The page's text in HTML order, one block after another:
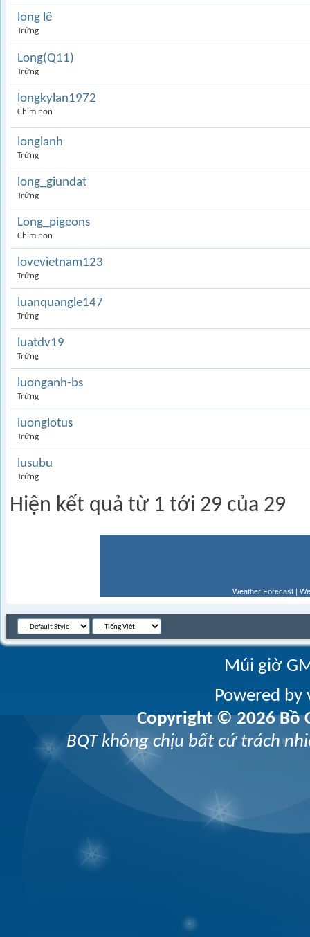
long lê
Trứng
Long(Q11)
Trứng
longkylan1972
Chim non
longlanh
Trứng
long_giundat
Trứng
Long_pigeons
Chim non
lovevietnam123
Trứng
luanquangle147
Trứng
luatdv19
Trứng
luonganh-bs
Trứng
luonglotus
Trứng
lusubu
Trứng
Hiện kết quả từ 1 tới 29 của 29
Weather Forecast |
Múi giờ
Powered
Copyright © 2026 Bồ
BQT không chịu bất cứ trách